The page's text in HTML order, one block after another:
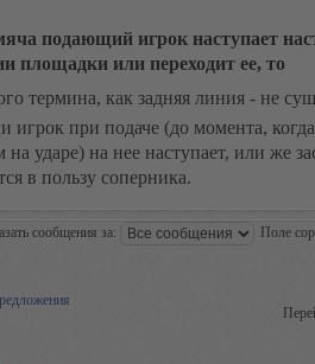
подающий игрок наступает
площадки или переходит ее, то
термина, как задняя линия - не
игрок при подаче (до момента,
ударе) на нее наступает, или же
в пользу соперника.
сообщения за: Поле